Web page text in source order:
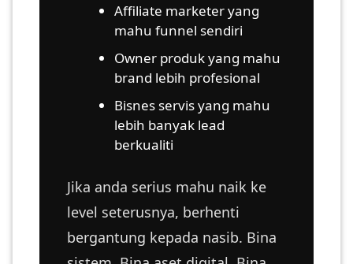
Affiliate marketer yang
mahu funnel sendiri
Owner produk yang mahu
brand lebih profesional
Bisnes servis yang mahu
lebih banyak lead
berkualiti
Jika anda serius mahu naik ke
level seterusnya, berhenti
bergantung kepada nasib. Bina